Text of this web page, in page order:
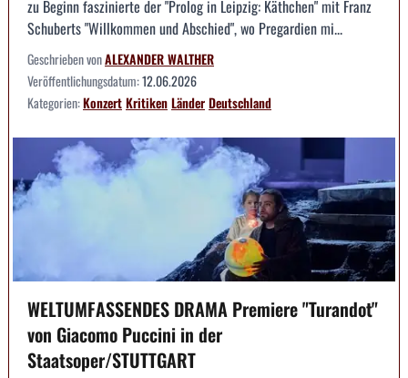
zu Beginn faszinierte der "Prolog in Leipzig: Käthchen" mit Franz
Schuberts "Willkommen und Abschied", wo Pregardien mi...
Geschrieben vonALEXANDER WALTHER
Veröffentlichungsdatum:12.06.2026
Kategorien:KonzertKritikenLänderDeutschland
WELTUMFASSENDES DRAMA Premiere "Turandot"
von Giacomo Puccini in der
Staatsoper/STUTTGART